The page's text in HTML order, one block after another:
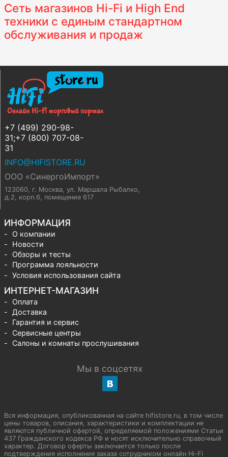
Сеть магазинов Hi-Fi и High End
техники с единым стандартном
обслуживания и продаж
+7 (499) 290-98-
31;+7 (800) 707-08-
31
INFO@HIFISTORE.RU
ООО «СинергоИмпорт»
123060, г. Москва ул. Маршала Рыбалко,
д.2, корп.6, помещение 617
ИНФОРМАЦИЯ
О компании
Новости
Обзоры и тесты
Программа лояльности
Условия использования сайта
ИНТЕРНЕТ-МАГАЗИН
Оплата
Доставка
Гарантия и сервис
Сервисные центры
Салоны и комнаты прослушивания
Мы в соцсетях
Вся информация, опубликованная на сайте hifistore.ru, в том числе
цены товаров, описания, характеристики и комплектации не
являются публичной офертой, определяемой положениями Статьи
437 Гражданского кодекса РФ и носят исключительно справочный
характер. Договор оферты заключается только после
подтверждения исполнения заказа сотрудником онлайн Hi-Fi